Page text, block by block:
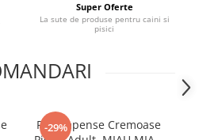
Super Oferte
La sute de produse pentru caini si
pisici
-29%
Recompense Cremoase